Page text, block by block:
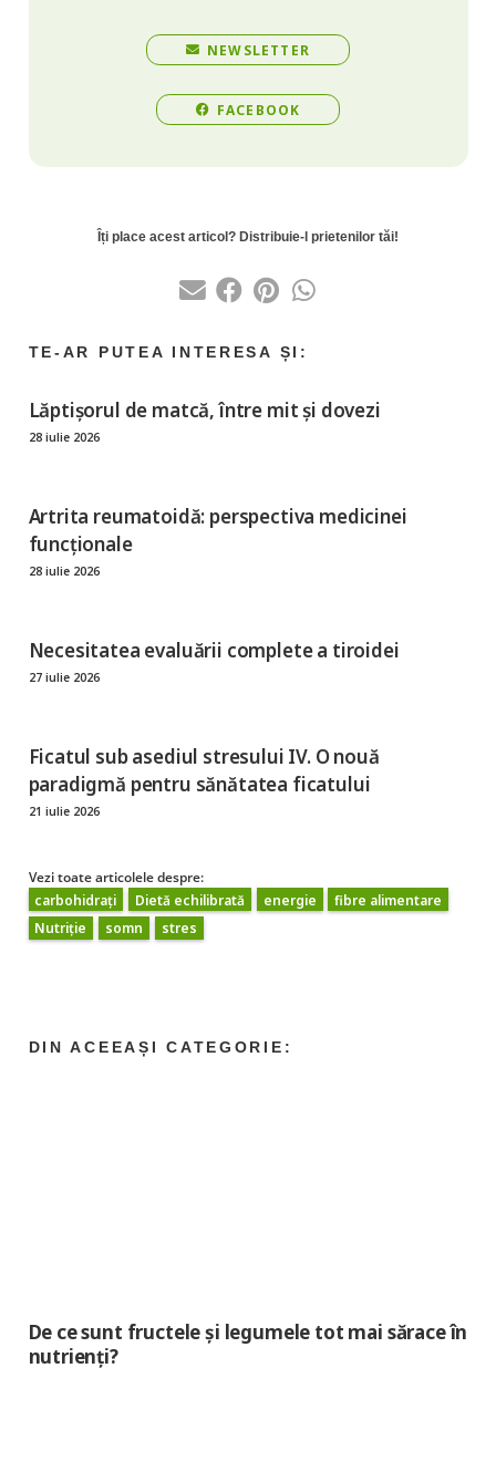
Lăptișorul de matcă, între mit și dovezi
28 iulie 2026
Artrita reumatoidă: perspectiva medicinei
funcționale
28 iulie 2026
Necesitatea evaluării complete a tiroidei
27 iulie 2026
Ficatul sub asediul stresului IV. O nouă
paradigmă pentru sănătatea ficatului
21 iulie 2026
Vezi toate articolele despre:
carbohidrați
Dietă echilibrată energie
fibre alimentare
Nutriție
somn stres
NEWSLETTER
FACEBOOK
De ce sunt fructele și legumele tot mai sărace în
nutrienți?